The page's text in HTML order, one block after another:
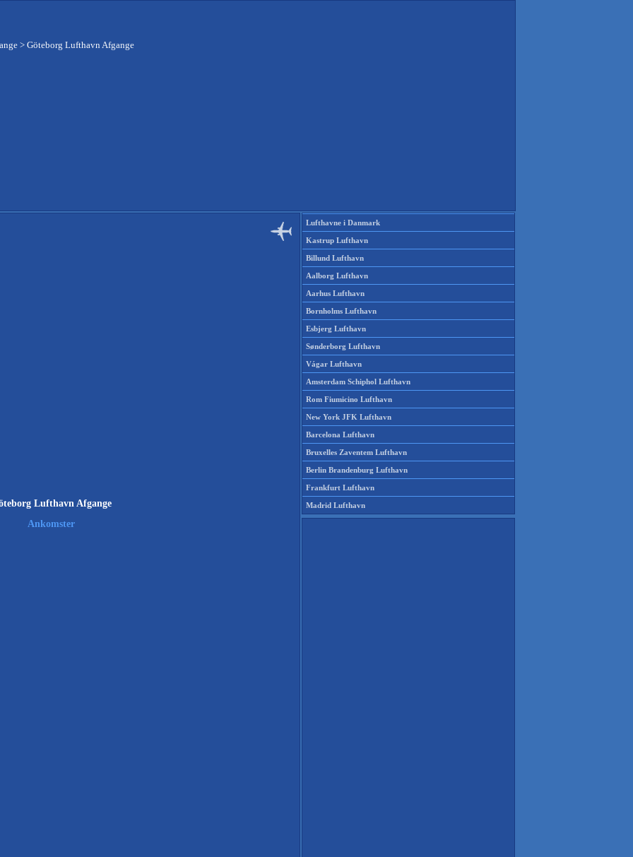
> Göteborg Lufthavn Afgange
Lufthavn Afgange
Ankomster
Lufthavne i Danmark
Kastrup Lufthavn
Billund Lufthavn
Aalborg Lufthavn
Aarhus Lufthavn
Bornholms Lufthavn
Esbjerg Lufthavn
Sønderborg Lufthavn
Vágar Lufthavn
Amsterdam Schiphol Lufthavn
Rom Fiumicino Lufthavn
New York JFK Lufthavn
Barcelona Lufthavn
Bruxelles Zaventem Lufthavn
Berlin Brandenburg Lufthavn
Frankfurt Lufthavn
Madrid Lufthavn